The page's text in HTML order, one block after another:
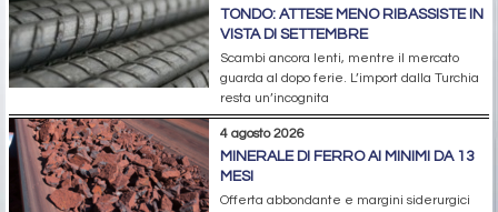
TONDO: ATTESE MENO RIBASSISTE IN
VISTA DI SETTEMBRE
Scambi ancora lenti, mentre il mercato
guarda al dopo ferie. L’import dalla Turchia
resta un’incognita
4 agosto 2026
MINERALE DI FERRO AI MINIMI DA 13
MESI
Offerta abbondante e margini siderurgici